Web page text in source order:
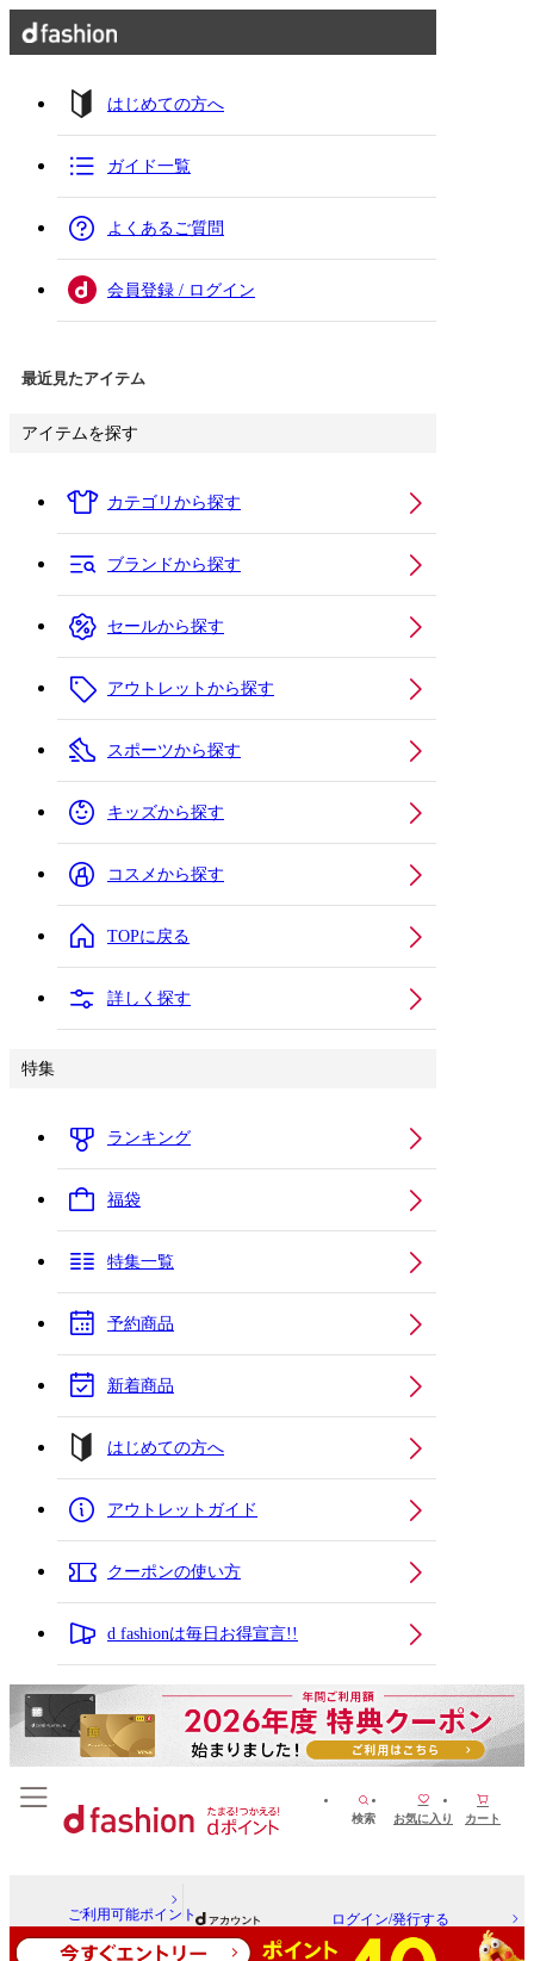
はじめての方へ
ガイド一覧
よくあるご質問
会員登録 / ログイン
最近見たアイテム
アイテムを探す
カテゴリから探す
ブランドから探す
セールから探す
アウトレットから探す
スポーツから探す
キッズから探す
コスメから探す
TOPに戻る
詳しく探す
特集
ランキング
福袋
特集一覧
予約商品
新着商品
はじめての方へ
アウトレットガイド
クーポンの使い方
d fashionは毎日お得宣言!!
検索 お気に入り カート
ご利用可能ポイント ログイン/発行する